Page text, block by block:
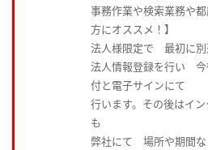
事務作業や検索業務や
方にオススメ！】
法人様限定で 最初に別
法人情報登録を行い 今
付と電子サインにて
行います。その後はイ
も
弊社にて 場所や期間な